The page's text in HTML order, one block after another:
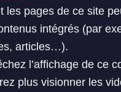
les pages de ce site
intégrés (par
articles…).
l’affichage de ce
plus visionner les